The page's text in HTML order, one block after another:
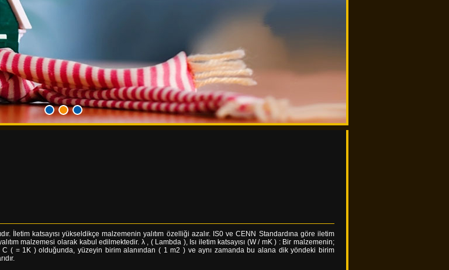
İletim katsayısı yükseldikçe malzemenin yalıtım özelliği azalır. IS0 ve CENN Standardına göre iletim
malzemesi olarak kabul edilmektedir. λ , ( Lambda ), Isı iletim katsayısı (W / mK ) : Bir malzemenin;
C ( = 1K ) olduğunda, yüzeyin birim alanından ( 1 m2 ) ve aynı zamanda bu alana dik yöndeki birim